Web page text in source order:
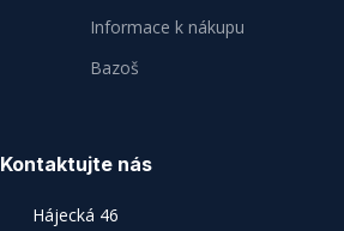
Informace k nákupu
Bazoš
Kontaktujte nás
Hájecká 46